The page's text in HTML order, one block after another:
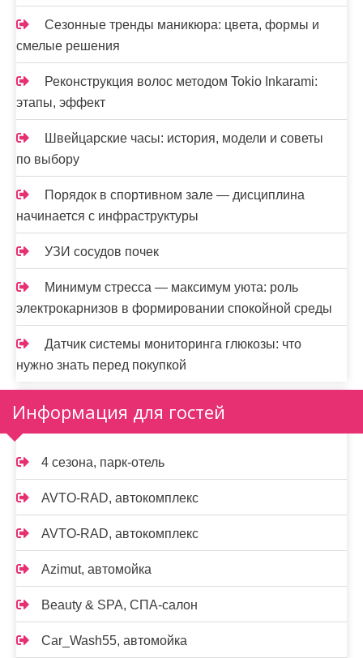
Сезонные тренды маникюра: цвета, формы и
смелые решения
Реконструкция волос методом Tokio Inkarami:
этапы, эффект
Швейцарские часы: история, модели и советы
по выбору
Порядок в спортивном зале — дисциплина
начинается с инфраструктуры
УЗИ сосудов почек
Минимум стресса — максимум уюта: роль
электрокарнизов в формировании спокойной среды
Датчик системы мониторинга глюкозы: что
нужно знать перед покупкой
Информация для гостей
4 сезона, парк-отель
AVTO-RAD, автокомплекс
AVTO-RAD, автокомплекс
Azimut, автомойка
Beauty & SPA, СПА-салон
Car_Wash55, автомойка